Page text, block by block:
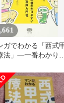
ガでわかる「西式
法」―一番わかりや
庫)